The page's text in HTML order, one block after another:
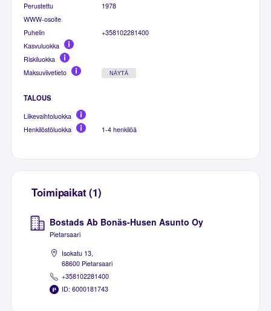
Perustettu
1978
WWW-osoite
Puhelin
+358102281400
Kasvuluokka
Riskiluokka
Maksuviivetieto
NÄYTÄ
TALOUS
Liikevaihtoluokka
Henkilöstöluokka
1-4 henkilöä
Toimipaikat (1)
Bostads Ab Bonäs-Husen Asunto Oy
Pietarsaari
Isokatu 13,
68600 Pietarsaari
+358102281400
ID: 6000181743